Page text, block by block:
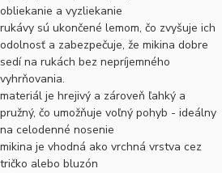
obliekanie a vyzliekanie
rukávy sú ukončené lemom, čo zvyšuje ich
odolnosť a zabezpečuje, že mikina dobre
sedí na rukách bez nepríjemného
vyhrňovania.
materiál je hrejivý a zároveň ľahký a
pružný, čo umožňuje voľný pohyb - ideálny
na celodenné nosenie
mikina je vhodná ako vrchná vrstva cez
tričko alebo bluzón